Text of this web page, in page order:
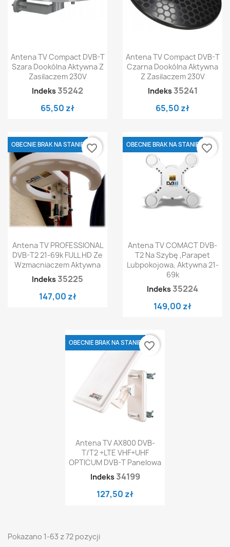
Antena TV Compact DVB-T
Szara Dookólna Aktywna Z
Zasilaczem 230V
Indeks 35242
65,50 zł
Antena TV Compact DVB-T
Czarna Dookólna Aktywna
Z Zasilaczem 230V
Indeks 35241
65,50 zł
Antena TV PROFESSIONAL
DVB-T2 21-69k FULL HD Ze
Wzmacniaczem Aktywna
Indeks 35225
147,00 zł
OBECNIE BRAK NA STANIE favorite_border
Antena TV COMACT DVB-
T2 Na Szybę ,parapet
Lubpokojowa, Aktywna 21-
69k
Indeks 35224
149,00 zł
OBECNIE BRAK NA STANIE favorite_border
Antena TV AX800 DVB-
T/T2 +LTE VHF+UHF
OPTICUM DVB-T Panelowa
Indeks 34199
127,50 zł
OBECNIE BRAK NA STANIE favorite_border
Pokazano 1-63 z 72 pozycji